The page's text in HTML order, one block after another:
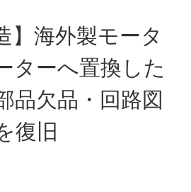
】海外製モータ
ターへ置換した
品欠品・回路図
復旧